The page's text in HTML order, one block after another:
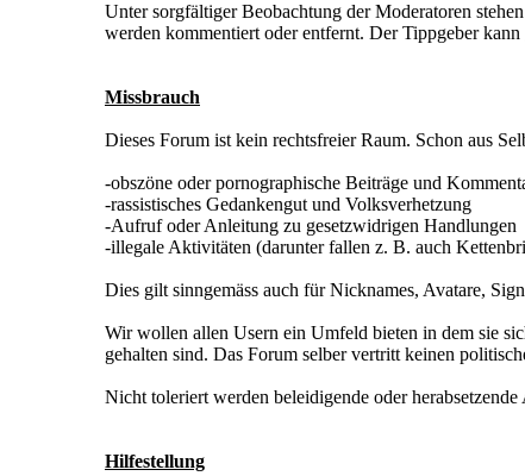
Unter sorgfältiger Beobachtung der Moderatoren
werden kommentiert oder entfernt. Der Tippgeber
Missbrauch
Dieses Forum ist kein rechtsfreier Raum. Schon aus
-obszöne oder pornographische Beiträge und
-rassistisches Gedankengut und Volksverhetzung
-Aufruf oder Anleitung zu gesetzwidrigen Handlungen
-illegale Aktivitäten (darunter fallen z. B. auch
Dies gilt sinngemäss auch für Nicknames, Avatare,
Wir wollen allen Usern ein Umfeld bieten in dem sie
gehalten sind. Das Forum selber vertritt keinen
Nicht toleriert werden beleidigende oder
Hilfestellung